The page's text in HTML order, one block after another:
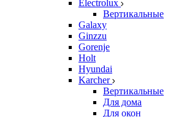
Electrolux
Вертикальные
Galaxy
Ginzzu
Gorenje
Holt
Hyundai
Karcher
Вертикальные
Для дома
Для окон